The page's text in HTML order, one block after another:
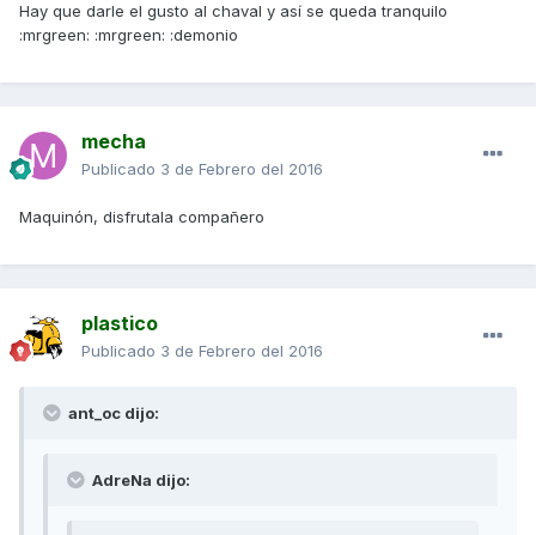
Hay que darle el gusto al chaval y así se queda tranquilo
:mrgreen: :mrgreen: :demonio
mecha
Publicado 3 de Febrero del 2016
Maquinón, disfrutala compañero
plastico
Publicado 3 de Febrero del 2016
ant_oc dijo:
AdreNa dijo: